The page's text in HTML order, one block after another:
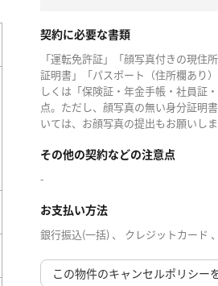
契約に必要な書類
「運転免許証」「顔写真付きの現住
証明書」「パスポート（住所欄あり
しくは「保険証・年金手帳・社員証
点。ただし、顔写真の無い身分証明
いては、お顔写真の提出もお願いしま
その他の契約などの注意点
-
お支払い方法
銀行振込(一括) 、 クレジットカード
この物件のキャンセルポリシー